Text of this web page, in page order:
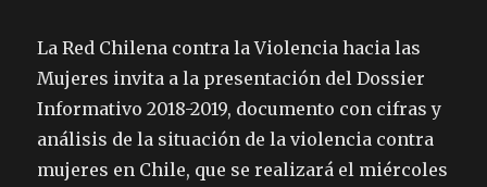
La Red Chilena contra la Violencia hacia las
Mujeres invita a la presentación del Dossier
Informativo 2018-2019, documento con cifras y
análisis de la situación de la violencia contra
mujeres en Chile, que se realizará el miércoles